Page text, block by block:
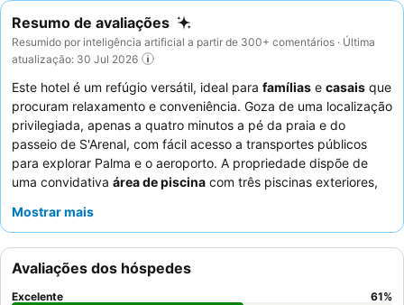
Resumo de avaliações
Resumido por inteligência artificial a partir de 300+ comentários · Última
atualização: 30 Jul 2026
Este hotel é um refúgio versátil, ideal para famílias e casais que
procuram relaxamento e conveniência. Goza de uma localização
privilegiada, apenas a quatro minutos a pé da praia e do
passeio de S'Arenal, com fácil acesso a transportes públicos
para explorar Palma e o aeroporto. A propriedade dispõe de
uma convidativa área de piscina com três piscinas exteriores,
com banheiras de hidromassagem ou camas balinesas e
excecionalmente simpático e prestável, juntamente com o
extenso e variado buffet de pequeno-almoço
brunch gratuito até às 13h. Para uma experiência melhorada,
Mostrar mais
Avaliações dos hóspedes
Excelente 61%